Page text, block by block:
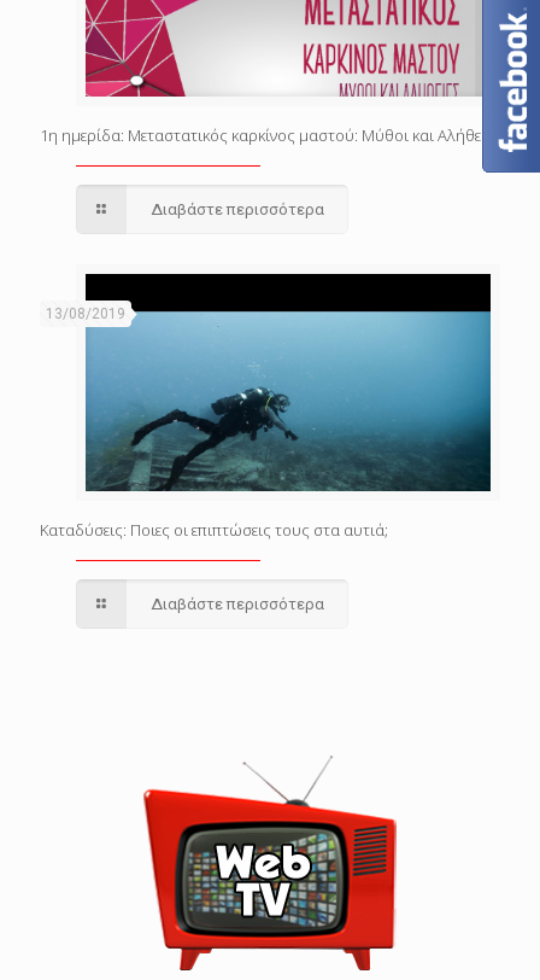
1η ημερίδα: Μεταστατικός καρκίνος μαστού: Μύθοι και Αλήθειες
Διαβάστε περισσότερα
13/08/2019
Καταδύσεις: Ποιες οι επιπτώσεις τους στα αυτιά;
Διαβάστε περισσότερα